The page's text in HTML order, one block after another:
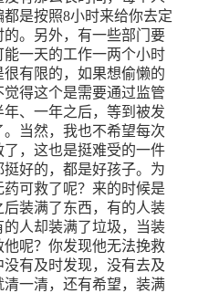
是按照8小时来给你去定
。另外，有一些部门要
一天的工作一两个小时
有限的，如果想偷懒的
得这个是需要通过监管
、一年之后，等到被发
当然，我也不希望每次
，这也是挺难受的一件
好的，都是好孩子。为
可救了呢？来的时候是
装满了东西，有的人装
人却装满了垃圾，当装
呢？你发现他无法挽救
有及时发现，没有去及
一清，还有希望，装满